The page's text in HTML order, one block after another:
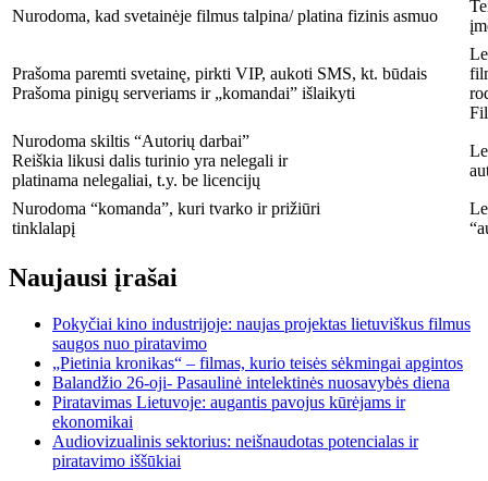
Nurodoma, kad svetainėje filmus talpina/ platina fizinis asmuo
Prašoma paremti svetainę, pirkti VIP, aukoti SMS, kt. būdais
Prašoma pinigų serveriams ir „komandai” išlaikyti
Nurodoma skiltis “Autorių darbai”
Reiškia likusi dalis turinio yra nelegali ir
platinama nelegaliai, t.y. be licencijų
Nurodoma “komanda”, kuri tvarko ir prižiūri
tinklalapį
Naujausi įrašai
Pokyčiai kino industrijoje: naujas projektas lietuviškus filmus
saugos nuo piratavimo
„Pietinia kronikas“ – filmas, kurio teisės sėkmingai apgintos
Balandžio 26-oji- Pasaulinė intelektinės nuosavybės diena
Piratavimas Lietuvoje: augantis pavojus kūrėjams ir
ekonomikai
Audiovizualinis sektorius: neišnaudotas potencialas ir
piratavimo iššūkiai